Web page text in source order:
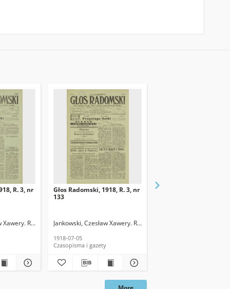
R. 3, nr
Red.
Głos Radomski, 1918, R. 3, nr
133
Jankowski, Czesław Xawery. Red.
1918-07-05
Czasopisma i gazety